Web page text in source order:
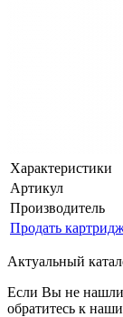
Характеристики
Артикул
Производитель
Продать
Актуальный
Если Вы не нашли
обратитесь к